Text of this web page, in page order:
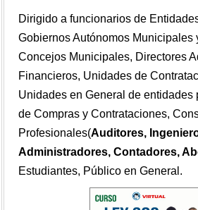
Dirigido a funcionarios de
Gobiernos Autónomos Municipales
Concejos Municipales, Directores
Financieros, Unidades de
Unidades en General de entidades
de Compras y Contrataciones,
Profesionales(Auditores,
Administradores, Contadores,
Estudiantes, Público en General .